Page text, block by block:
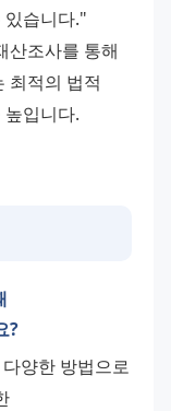
있습니다."
산조사를 통해
최적의 법적
입니다.
?
양한 방법으로